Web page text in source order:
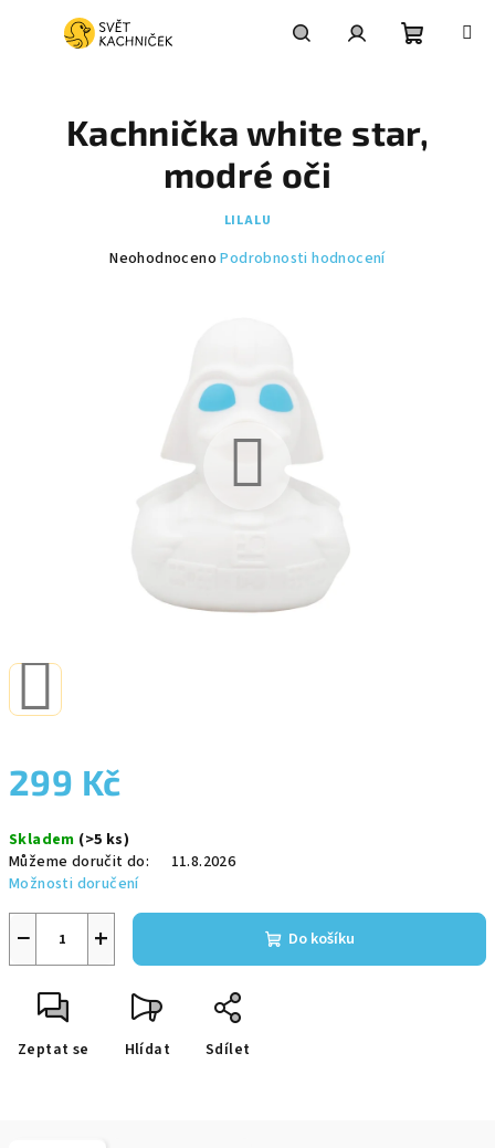
košík
299 Kč
cena:
Skladem (>5 ks)
Můžeme doručit do:
11.8.2026
Možnosti doručení
+
− Do košíku
Zeptat se Hlídat Sdílet
Kachnička white star,
modré oči
LILALU
Průměrné
hvězdiček.
Neohodnoceno Podrobnosti hodnocení